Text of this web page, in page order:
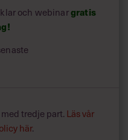
och webinargratis
tredje part. Läs vår
här.